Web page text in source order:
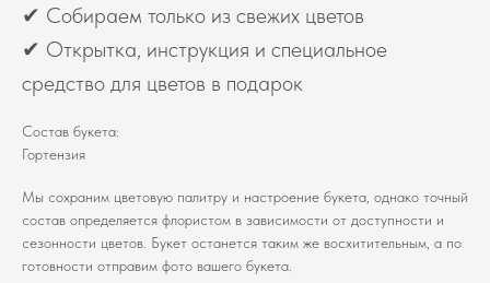
✔ Собираем только из свежих цветов
✔ Открытка, инструкция и специальное
средство для цветов в подарок
Состав букета:
Гортензия
Мы сохраним цветовую палитру и настроение букета, однако точный
состав определяется флористом в зависимости от доступности и
сезонности цветов. Букет останется таким же восхитительным, а по
готовности отправим фото вашего букета.